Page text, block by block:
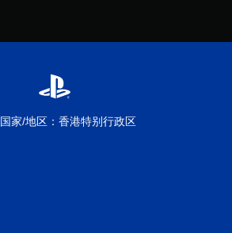
国家/地区：香港特别行政区